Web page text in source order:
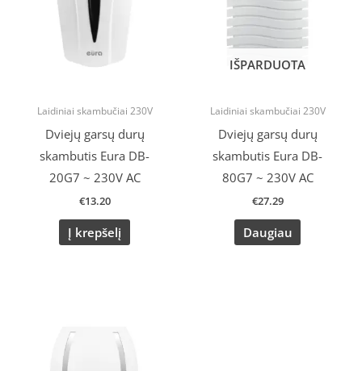
Laidiniai skambučiai 230V
Dviejų garsų durų
skambutis Eura DB-
20G7 ~ 230V AC
€13.20
Į krepšelį
IŠPARDUOTA
Laidiniai skambučiai 230V
Dviejų garsų durų
skambutis Eura DB-
80G7 ~ 230V AC
€27.29
Daugiau